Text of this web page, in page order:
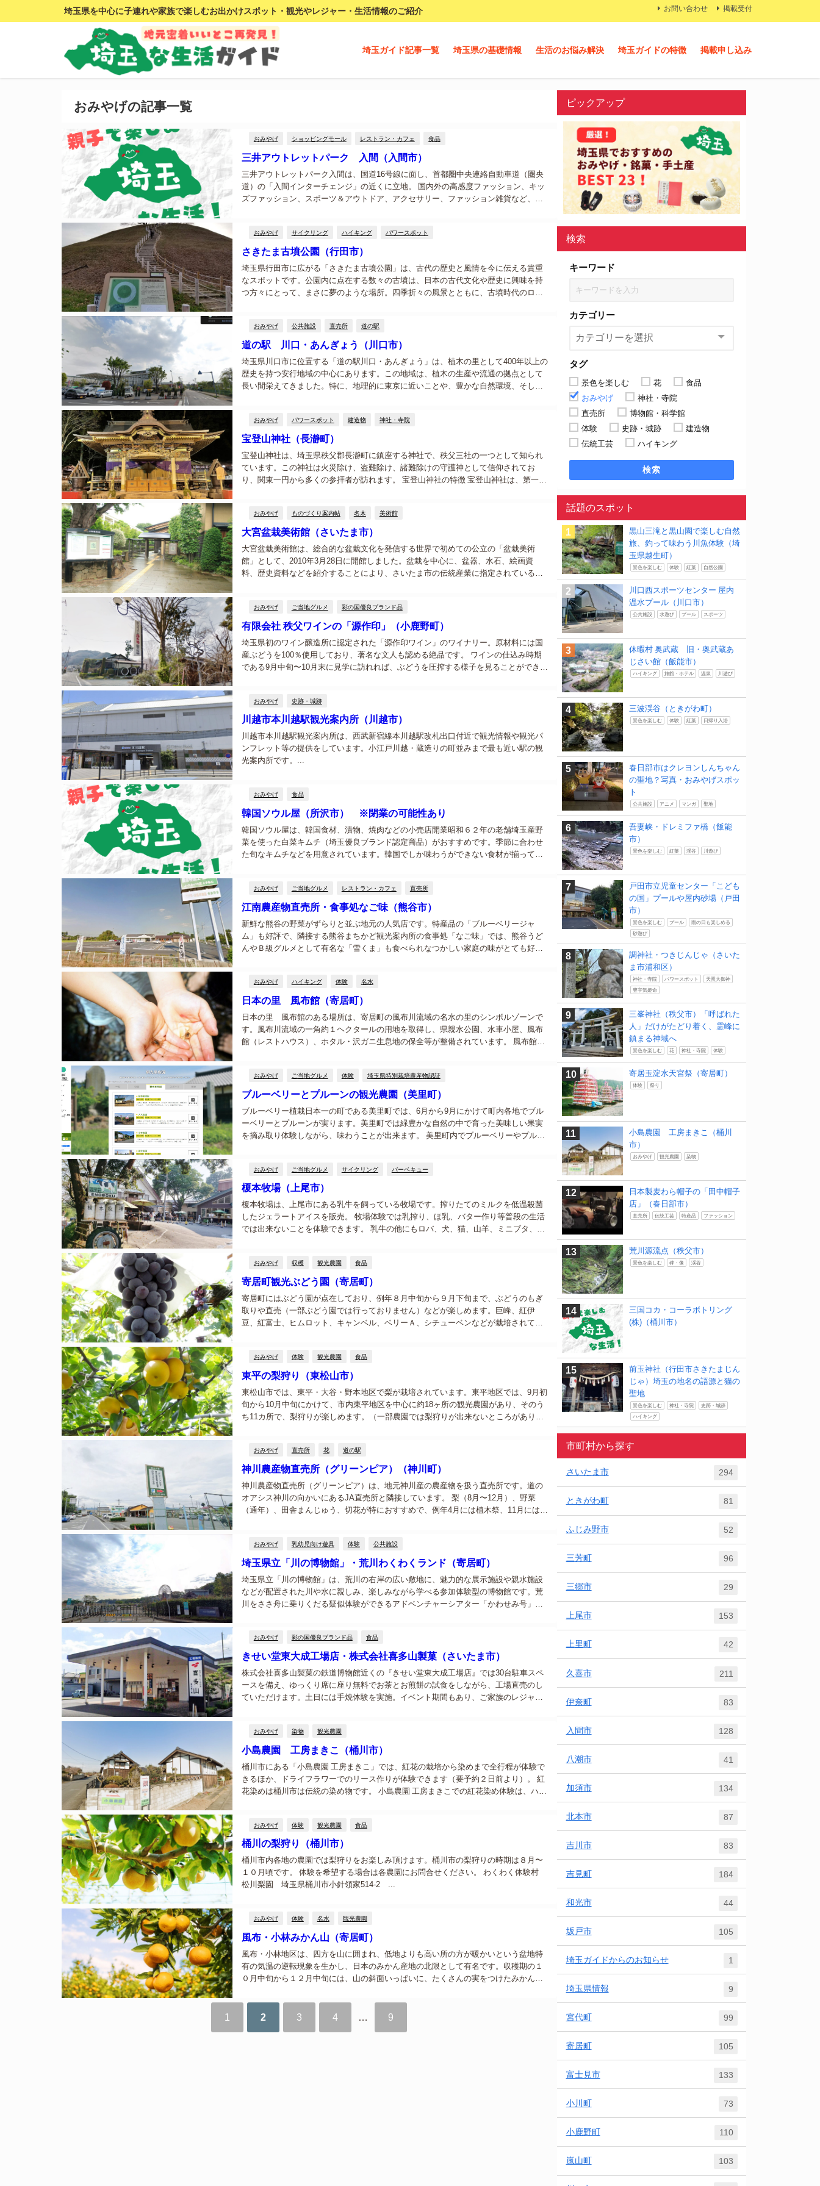
埼玉県を中心に子連れや家族で楽しむお出かけスポット・観光やレジャー・生活情報のご紹介 お問い合わせ 掲載受付
埼玉ガイド記事一覧 埼玉県の基礎情報 生活のお悩み解決 埼玉ガイドの特徴 掲載申し込み
おみやげの記事一覧
おみやげ ショッピングモール レストラン・カフェ 食品
三井アウトレットパーク 入間（入間市）
三井アウトレットパーク入間は、国道16号線に面し、首都圏中央連絡自動車道（圏央
道）の「入間インターチェンジ」の近くに立地。 国内外の高感度ファッション、キッ
ズファッション、スポーツ＆アウトドア、アクセサリー、ファッション雑貨など、約
おみやげ サイクリング ハイキング パワースポット
さきたま古墳公園（行田市）
埼玉県行田市に広がる「さきたま古墳公園」は、古代の歴史と風情を今に伝える貴重
なスポットです。公園内に点在する数々の古墳は、日本の古代文化や歴史に興味を持
つ方々にとって、まさに夢のような場所。四季折々の風景とともに、古墳時代のロマ
おみやげ 公共施設 直売所 道の駅
道の駅 川口・あんぎょう（川口市）
埼玉県川口市に位置する「道の駅川口・あんぎょう」は、植木の里として400年以上の
歴史を持つ安行地域の中心にあります。この地域は、植木の生産や流通の拠点として
長い間栄えてきました。特に、地理的に東京に近いことや、豊かな自然環境、そして
おみやげ パワースポット 建造物 神社・寺院
宝登山神社（長瀞町）
宝登山神社は、埼玉県秩父郡長瀞町に鎮座する神社で、秩父三社の一つとして知られ
ています。この神社は火災除け、盗難除け、諸難除けの守護神として信仰されてお
り、関東一円から多くの参拝者が訪れます。 宝登山神社の特徴 宝登山神社は、第一代
おみやげ ものづくり案内帖 名木 美術館
大宮盆栽美術館（さいたま市）
大宮盆栽美術館は、総合的な盆栽文化を発信する世界で初めての公立の「盆栽美術
館」として、2010年3月28日に開館しました。盆栽を中心に、盆器、水石、絵画資
料、歴史資料などを紹介することにより、さいたま市の伝統産業に指定されている盆
おみやげ ご当地グルメ 彩の国優良ブランド品
有限会社 秩父ワインの「源作印」（小鹿野町）
埼玉県初のワイン醸造所に認定された「源作印ワイン」のワイナリー。原材料には国
産ぶどうを100％使用しており、著名な文人も認める絶品です。 ワインの仕込み時期
である9月中旬〜10月末に見学に訪れれば、ぶどうを圧搾する様子を見ることができま
おみやげ 史跡・城跡
川越市本川越駅観光案内所（川越市）
川越市本川越駅観光案内所は、西武新宿線本川越駅改札出口付近で観光情報や観光パ
ンフレット等の提供をしています。小江戸川越・蔵造りの町並みまで最も近い駅の観
光案内所です。...
おみやげ 食品
韓国ソウル屋（所沢市） ※閉業の可能性あり
韓国ソウル屋は、韓国食材、漬物、焼肉などの小売店開業昭和６２年の老舗埼玉産野
菜を使った白菜キムチ（埼玉優良ブランド認定商品）がおすすめです。季節に合わせ
た旬なキムチなどを用意されています。韓国でしか味わうができない食材が揃ってい
おみやげ ご当地グルメ レストラン・カフェ 直売所
江南農産物直売所・食事処なご味（熊谷市）
新鮮な熊谷の野菜がずらりと並ぶ地元の人気店です。特産品の「ブルーベリージャ
ム」も好評で、隣接する熊谷まちかど観光案内所の食事処「なご味」では、熊谷うど
んやＢ級グルメとして有名な「雪くま」も食べられなつかしい家庭の味がとても好評
おみやげ ハイキング 体験 名水
日本の里 風布館（寄居町）
日本の里 風布館のある場所は、寄居町の風布川流域の名水の里のシンボルゾーンで
す。風布川流域の一角約１ヘクタールの用地を取得し、県親水公園、水車小屋、風布
館（レストハウス）、ホタル・沢ガニ生息地の保全等が整備されています。 風布館
おみやげ ご当地グルメ 体験 埼玉県特別栽培農産物認証
ブルーベリーとプルーンの観光農園（美里町）
ブルーベリー植栽日本一の町である美里町では、6月から9月にかけて町内各地でブル
ーベリーとプルーンが実ります。美里町では緑豊かな自然の中で育った美味しい果実
を摘み取り体験しながら、味わうことが出来ます。 美里町内でブルーベリーやプルー
おみやげ ご当地グルメ サイクリング バーベキュー
榎本牧場（上尾市）
榎本牧場は、上尾市にある乳牛を飼っている牧場です。搾りたてのミルクを低温殺菌
したジェラートアイスを販売。 牧場体験では乳搾り、ほ乳、バター作り等普段の生活
では出来ないことを体験できます。 乳牛の他にもロバ、犬、猫、山羊、ミニブタ、ウ
おみやげ 収穫 観光農園 食品
寄居町観光ぶどう園（寄居町）
寄居町にはぶどう園が点在しており、例年８月中旬から９月下旬まで、ぶどうのもぎ
取りや直売（一部ぶどう園では行っておりません）などが楽しめます。巨峰、紅伊
豆、紅富士、ヒムロット、キャンベル、ベリーＡ、シチューベンなどが栽培されてい
おみやげ 体験 観光農園 食品
東平の梨狩り（東松山市）
東松山市では、東平・大谷・野本地区で梨が栽培されています。東平地区では、9月初
旬から10月中旬にかけて、市内東平地区を中心に約18ヶ所の観光農園があり、そのう
ち11カ所で、梨狩りが楽しめます。（一部農園では梨狩りが出来ないところがありま
おみやげ 直売所 花 道の駅
神川農産物直売所（グリーンピア）（神川町）
神川農産物直売所（グリーンピア）は、地元神川産の農産物を扱う直売所です。道の
オアシス神川の向かいにあるJA直売所と隣接しています。 梨（8月〜12月）、野菜
（通年）、田舎まんじゅう、切花が特におすすめで、例年4月には植木祭、11月には収
おみやげ 乳幼児向け遊具 体験 公共施設
埼玉県立「川の博物館」・荒川わくわくランド（寄居町）
埼玉県立「川の博物館」は、荒川の右岸の広い敷地に、魅力的な展示施設や親水施設
などが配置された川や水に親しみ、楽しみながら学べる参加体験型の博物館です。荒
川をささ舟に乗りくだる疑似体験ができるアドベンチャーシアター「かわせみ号」
おみやげ 彩の国優良ブランド品 食品
きせい堂東大成工場店・株式会社喜多山製菓（さいたま市）
株式会社喜多山製菓の鉄道博物館近くの『きせい堂東大成工場店』では30台駐車スペ
ースを備え、ゆっくり席に座り無料でお茶とお煎餅の試食をしながら、工場直売のし
ていただけます。土日には手焼体験を実施。イベント期間もあり、ご家族のレジャー
おみやげ 染物 観光農園
小島農園 工房まきこ（桶川市）
桶川市にある「小島農園 工房まきこ」では、紅花の栽培から染めまで全行程が体験で
きるほか、ドライフラワーでのリース作りが体験できます（要予約２日前より）。 紅
花染めは桶川市は伝統の染め物です。 小島農園 工房まきこでの紅花染め体験は、ハン
おみやげ 体験 観光農園 食品
桶川の梨狩り（桶川市）
桶川市内各地の農園では梨狩りをお楽しみ頂けます。桶川市の梨狩りの時期は８月〜
１０月頃です。 体験を希望する場合は各農園にお問合せください。 わくわく体験村
松川梨園 埼玉県桶川市小針領家514-2 ...
おみやげ 体験 名水 観光農園
風布・小林みかん山（寄居町）
風布・小林地区は、四方を山に囲まれ、低地よりも高い所の方が暖かいという盆地特
有の気温の逆転現象を生かし、日本のみかん産地の北限として有名です。収穫期の１
０月中旬から１２月中旬には、山の斜面いっぱいに、たくさんの実をつけたみかんの
久礼駅から風...
1 2 3 4 9
ピックアップ
検索
キーワード
カテゴリー
タグ
景色を楽しむ 花
食品
おみやげ
神社・寺院
直売所
博物館・科学館
体験
史跡・城跡
建造物
伝統工芸
ハイキング
検索
話題のスポット
黒山三滝と黒山園で楽しむ自然
旅、釣って味わう川魚体験（埼
玉県越生町）
景色を楽しむ 体験 紅葉 自然公園
川口西スポーツセンター 屋内
温水プール（川口市）
公共施設 水遊び プール スポーツ
休暇村 奥武蔵 旧・奥武蔵あ
じさい館（飯能市）
ハイキング 旅館・ホテル 温泉 川遊び
三波渓谷（ときがわ町）
景色を楽しむ 体験 紅葉 日帰り入浴
春日部市はクレヨンしんちゃん
の聖地？写真・おみやげスポッ
ト
公共施設 アニメ マンガ 聖地
吾妻峡・ドレミファ橋（飯能
市）
景色を楽しむ 紅葉 渓谷 川遊び
戸田市立児童センター「こども
の国」プールや屋内砂場（戸田
市）
景色を楽しむ プール 雨の日も楽しめる
砂遊び
調神社・つきじんじゃ（さいた
ま市浦和区）
神社・寺院 パワースポット 天照大御神
豊宇気姫命
三峯神社（秩父市）「呼ばれた
人」だけがたどり着く、霊峰に
鎮まる神域へ
景色を楽しむ 花 神社・寺院 体験
寄居玉淀水天宮祭（寄居町）
体験 祭り
小島農園 工房まきこ（桶川
市）
おみやげ 観光農園 染物
日本製麦わら帽子の「田中帽子
店」（春日部市）
直売所 伝統工芸 特産品 ファッション
荒川源流点（秩父市）
景色を楽しむ 碑・像 渓谷
三国コカ・コーラボトリング
(株)（桶川市）
前玉神社（行田市さきたまじん
じゃ）埼玉の地名の語源と猫の
聖地
景色を楽しむ 神社・寺院 史跡・城跡
ハイキング
市町村から探す
さいたま市 294
ときがわ町 81
ふじみ野市 52
三芳町 96
三郷市 29
上尾市 153
上里町 42
久喜市 211
伊奈町 83
入間市 128
八潮市 41
加須市 134
北本市 87
吉川市 83
吉見町 184
和光市 44
坂戸市 105
埼玉ガイドからのお知らせ 1
埼玉県情報 9
宮代町 99
寄居町 105
富士見市 133
小川町 73
小鹿野町 110
嵐山町 103